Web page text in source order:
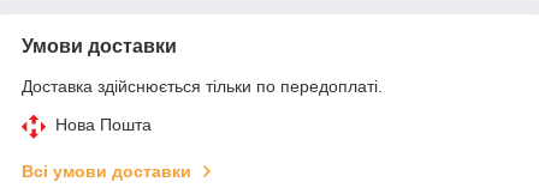
Умови доставки
Доставка здійснюється тільки по передоплаті.
Нова Пошта
Всі умови доставки